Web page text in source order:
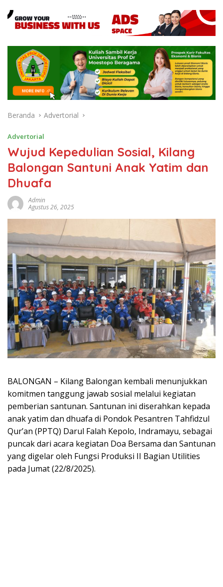
Beranda Advertorial
Advertorial
Wujud Kepedulian Sosial, Kilang
Balongan Santuni Anak Yatim dan
Dhuafa
Admin
Agustus 26, 2025
BALONGAN – Kilang Balongan kembali menunjukkan
komitmen tanggung jawab sosial melalui kegiatan
pemberian santunan. Santunan ini diserahkan kepada
anak yatim dan dhuafa di Pondok Pesantren Tahfidzul
Qur’an (PPTQ) Darul Falah Kepolo, Indramayu, sebagai
puncak dari acara kegiatan Doa Bersama dan Santunan
yang digelar oleh Fungsi Produksi II Bagian Utilities
pada Jumat (22/8/2025).